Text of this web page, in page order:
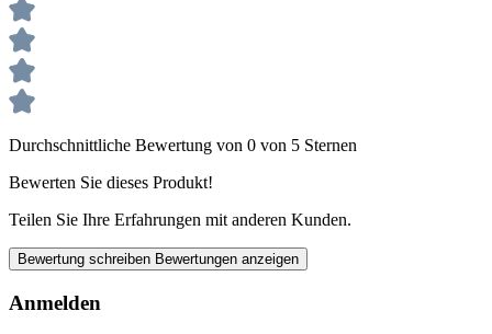
Durchschnittliche Bewertung von 0 von 5 Sternen
Bewerten Sie dieses Produkt!
Teilen Sie Ihre Erfahrungen mit anderen Kunden.
Bewertung schreiben Bewertungen anzeigen
Anmelden